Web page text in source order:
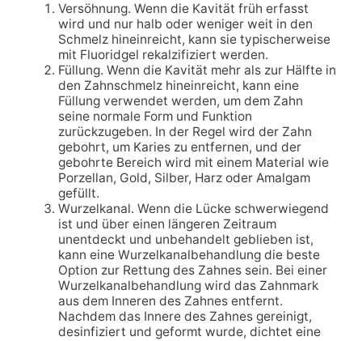
Versöhnung. Wenn die Kavität früh erfasst
wird und nur halb oder weniger weit in den
Schmelz hineinreicht, kann sie typischerweise
mit Fluoridgel rekalzifiziert werden.
Füllung. Wenn die Kavität mehr als zur Hälfte in
den Zahnschmelz hineinreicht, kann eine
Füllung verwendet werden, um dem Zahn
seine normale Form und Funktion
zurückzugeben. In der Regel wird der Zahn
gebohrt, um Karies zu entfernen, und der
gebohrte Bereich wird mit einem Material wie
Porzellan, Gold, Silber, Harz oder Amalgam
gefüllt.
Wurzelkanal. Wenn die Lücke schwerwiegend
ist und über einen längeren Zeitraum
unentdeckt und unbehandelt geblieben ist,
kann eine Wurzelkanalbehandlung die beste
Option zur Rettung des Zahnes sein. Bei einer
Wurzelkanalbehandlung wird das Zahnmark
aus dem Inneren des Zahnes entfernt.
Nachdem das Innere des Zahnes gereinigt,
desinfiziert und geformt wurde, dichtet eine